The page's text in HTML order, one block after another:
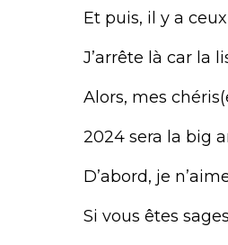
Et puis, il y a
J’arrête là car la
Alors, mes
2024 sera la big
D’abord, je
Si vous êtes